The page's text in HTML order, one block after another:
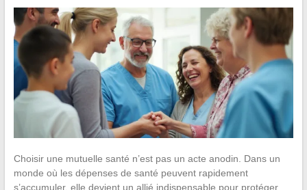
Choisir une mutuelle santé n’est pas un acte anodin. Dans un
monde où les dépenses de santé peuvent rapidement
s’accumuler, elle devient un allié indispensable pour protéger